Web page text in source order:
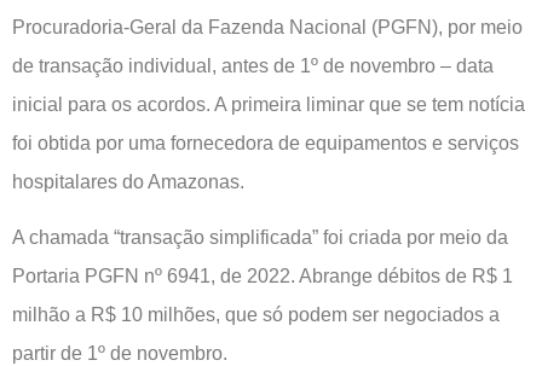
Procuradoria-Geral da Fazenda Nacional (PGFN), por meio
de transação individual, antes de 1º de novembro – data
inicial para os acordos. A primeira liminar que se tem notícia
foi obtida por uma fornecedora de equipamentos e serviços
hospitalares do Amazonas.
A chamada “transação simplificada” foi criada por meio da
Portaria PGFN nº 6941, de 2022. Abrange débitos de R$ 1
milhão a R$ 10 milhões, que só podem ser negociados a
partir de 1º de novembro.